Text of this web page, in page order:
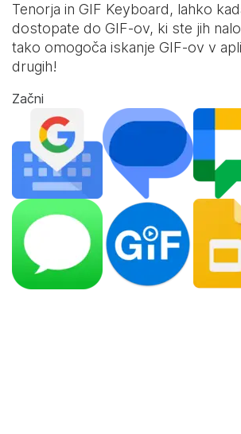
Tenorja in GIF Keyboard, lahko
dostopate do GIF-ov, ki ste jih
tako omogoča iskanje GIF-ov v
drugih!
Začni